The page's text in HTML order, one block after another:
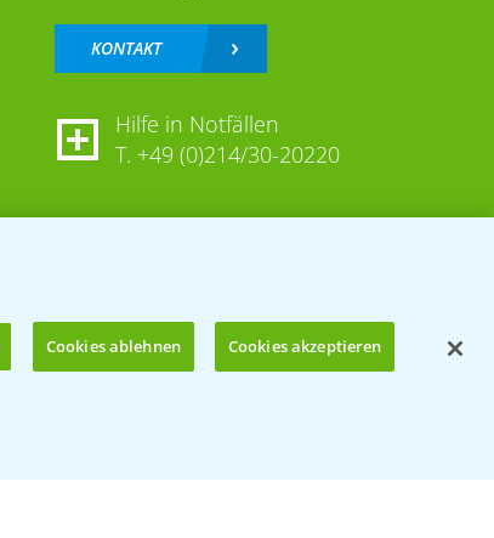
KONTAKT
Hilfe in Notfällen
T. +49 (0)214/30-20220
Cookies ablehnen Cookies akzeptieren